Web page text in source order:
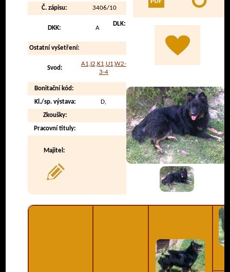
Č. zápisu:
3406/10
DKK: A
DLK:
Ostatní vyšetření:
Svod:
A1,I2,K1,U1,W2-
3-4
Bonitační kód:
Kl./sp. výstava:
D,
Zkoušky:
Pracovní tituly:
Majitel: